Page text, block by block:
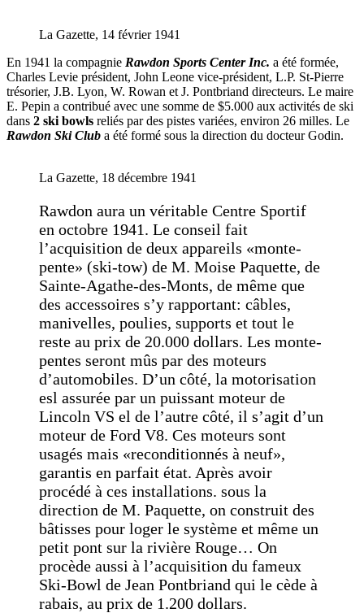
La Gazette, 14 février 1941
En 1941 la compagnie Rawdon Sports Center Inc. a été formée,
Charles Levie président, John Leone vice-président, L.P. St-Pierre
trésorier, J.B. Lyon, W. Rowan et J. Pontbriand directeurs. Le maire
E. Pepin a contribué avec une somme de $5.000 aux activités de ski
dans 2 ski bowls reliés par des pistes variées, environ 26 milles. Le
Rawdon Ski Club a été formé sous la direction du docteur Godin.
La Gazette, 18 décembre 1941
Rawdon aura un véritable Centre Sportif
en octobre 1941. Le conseil fait
l’acquisition de deux appareils «monte-
pente» (ski-tow) de M. Moise Paquette, de
Sainte-Agathe-des-Monts, de même que
des accessoires s’y rapportant: câbles,
manivelles, poulies, supports et tout le
reste au prix de 20.000 dollars. Les monte-
pentes seront mûs par des moteurs
d’automobiles. D’un côté, la motorisation
esl assurée par un puissant moteur de
Lincoln VS el de l’autre côté, il s’agit d’un
moteur de Ford V8. Ces moteurs sont
usagés mais «reconditionnés à neuf»,
garantis en parfait état. Après avoir
procédé à ces installations. sous la
direction de M. Paquette, on construit des
bâtisses pour loger le système et même un
petit pont sur la rivière Rouge… On
procède aussi à l’acquisition du fameux
Ski-Bowl de Jean Pontbriand qui le cède à
rabais, au prix de 1.200 dollars.